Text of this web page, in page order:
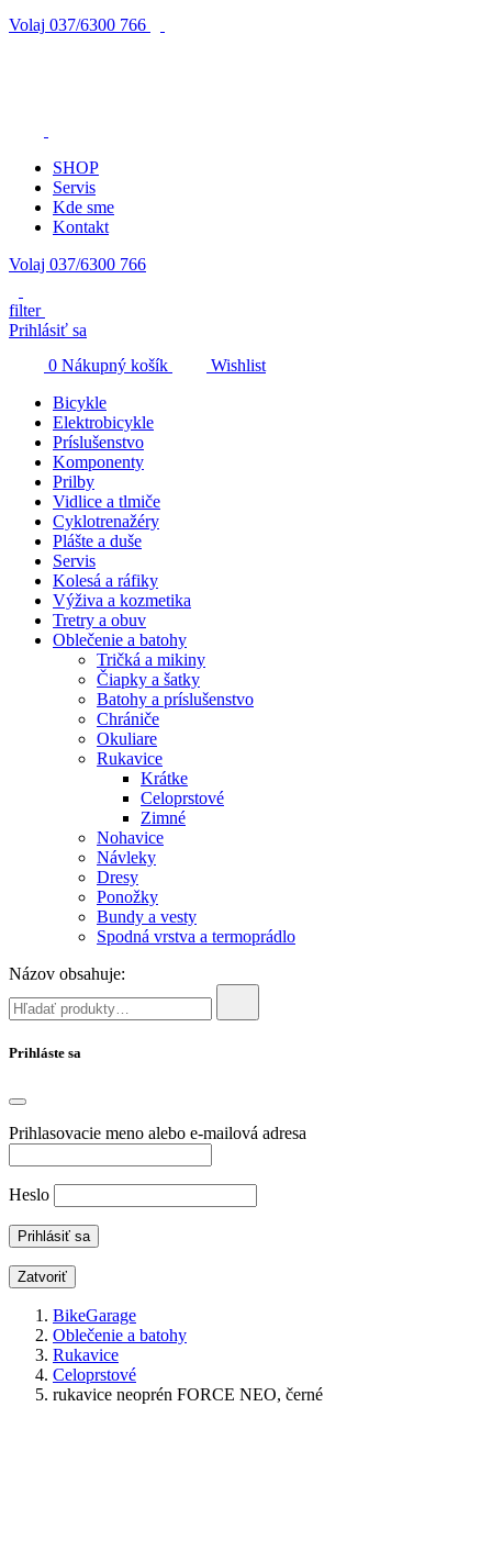
Volaj 037/6300 766
SHOP
Servis
Kde sme
Kontakt
Volaj 037/6300 766
filter
Prihlásiť sa
0 Nákupný košík
Wishlist
Bicykle
Elektrobicykle
Príslušenstvo
Komponenty
Prilby
Vidlice a tlmiče
Cyklotrenažéry
Plášte a duše
Servis
Kolesá a ráfiky
Výživa a kozmetika
Tretry a obuv
Oblečenie a batohy
Tričká a mikiny
Čiapky a šatky
Batohy a príslušenstvo
Chrániče
Okuliare
Rukavice
Krátke
Celoprstové
Zimné
Nohavice
Návleky
Dresy
Ponožky
Bundy a vesty
Spodná vrstva a termoprádlo
Názov obsahuje:
Prihláste sa
Prihlasovacie meno alebo e-mailová adresa
Heslo
Zatvoriť
BikeGarage
Oblečenie a batohy
Rukavice
Celoprstové
rukavice neoprén FORCE NEO, černé